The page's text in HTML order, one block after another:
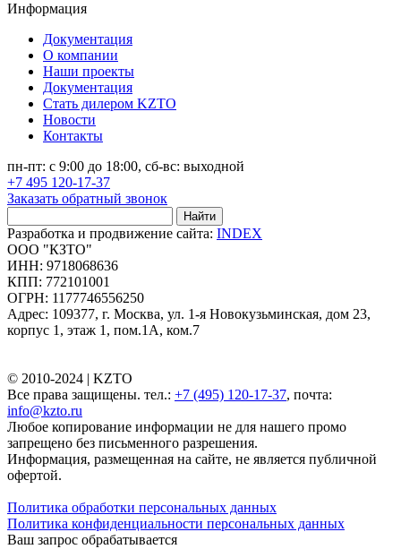
Информация
Документация
О компании
Наши проекты
Документация
Стать дилером KZTO
Новости
Контакты
пн-пт: с 9:00 до 18:00, сб-вс: выходной
+7 495 120-17-37
Заказать обратный звонок
Найти
Разработка и продвижение сайта: INDEX
ООО "КЗТО"
ИНН: 9718068636
КПП: 772101001
ОГРН: 1177746556250
Адрес: 109377, г. Москва, ул. 1-я Новокузьминская, дом 23,
корпус 1, этаж 1, пом.1А, ком.7
© 2010-2024 | KZTO
Все права защищены. тел.: +7 (495) 120-17-37, почта:
info@kzto.ru
Любое копирование информации не для нашего промо
запрещено без письменного разрешения.
Информация, размещенная на сайте, не является публичной
офертой.
Политика обработки персональных данных
Политика конфиденциальности персональных данных
Ваш запрос обрабатывается